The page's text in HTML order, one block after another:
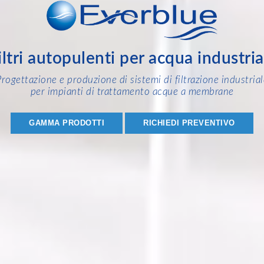
autopulenti per acqua
e produzione di sistemi di filtrazione
per impianti di trattamento acque a membrane
GAMMA PRODOTTI RICHIEDI PREVENTIVO